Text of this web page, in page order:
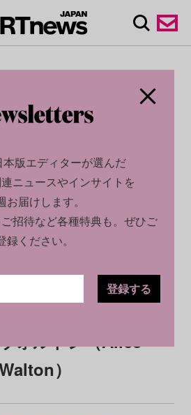
2025.02.17
ォルトン（Alice
）
版エディターが選んだ
ニュースやインサイトを
お届けします。
招待など各種特典も。ぜひご
録ください。
登録する